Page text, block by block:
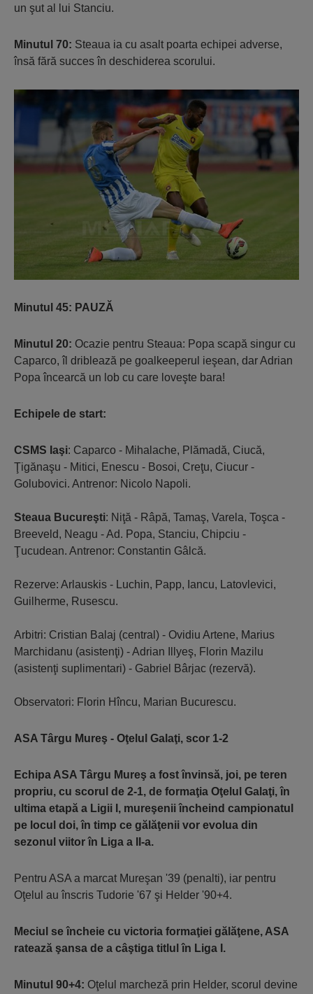
un şut al lui Stanciu.
Minutul 70: Steaua ia cu asalt poarta echipei adverse,
însă fără succes în deschiderea scorului.
Minutul 45: PAUZĂ
Minutul 20: Ocazie pentru Steaua: Popa scapă singur cu
Caparco, îl driblează pe goalkeeperul ieşean, dar Adrian
Popa încearcă un lob cu care loveşte bara!
Echipele de start:
CSMS Iaşi: Caparco - Mihalache, Plămadă, Ciucă,
Ţigănaşu - Mitici, Enescu - Bosoi, Creţu, Ciucur -
Golubovici. Antrenor: Nicolo Napoli.
Steaua Bucureşti: Niţă - Râpă, Tamaş, Varela, Toşca -
Breeveld, Neagu - Ad. Popa, Stanciu, Chipciu -
Ţucudean. Antrenor: Constantin Gâlcă.
Rezerve: Arlauskis - Luchin, Papp, Iancu, Latovlevici,
Guilherme, Rusescu.
Arbitri: Cristian Balaj (central) - Ovidiu Artene, Marius
Marchidanu (asistenţi) - Adrian Illyeş, Florin Mazilu
(asistenţi suplimentari) - Gabriel Bârjac (rezervă).
Observatori: Florin Hîncu, Marian Bucurescu.
ASA Târgu Mureş - Oţelul Galaţi, scor 1-2
Echipa ASA Târgu Mureş a fost învinsă, joi, pe teren
propriu, cu scorul de 2-1, de formaţia Oţelul Galaţi, în
ultima etapă a Ligii I, mureşenii încheind campionatul
pe locul doi, în timp ce gălăţenii vor evolua din
sezonul viitor în Liga a II-a.
Pentru ASA a marcat Mureşan '39 (penalti), iar pentru
Oţelul au înscris Tudorie '67 şi Helder '90+4.
Meciul se încheie cu victoria formaţiei gălăţene, ASA
ratează şansa de a câştiga titlul în Liga I.
Minutul 90+4: Oţelul marcheză prin Helder, scorul devine